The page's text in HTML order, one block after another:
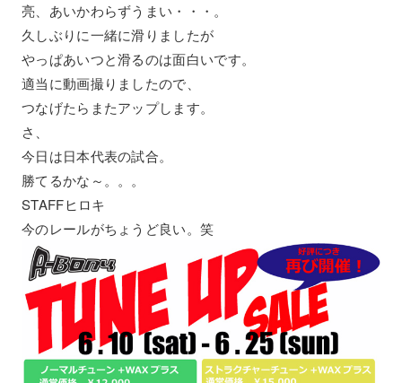
亮、あいかわらずうまい・・・。
久しぶりに一緒に滑りましたが
やっぱあいつと滑るのは面白いです。
適当に動画撮りましたので、
つなげたらまたアップします。
さ、
今日は日本代表の試合。
勝てるかな～。。。
STAFFヒロキ
今のレールがちょうど良い。笑